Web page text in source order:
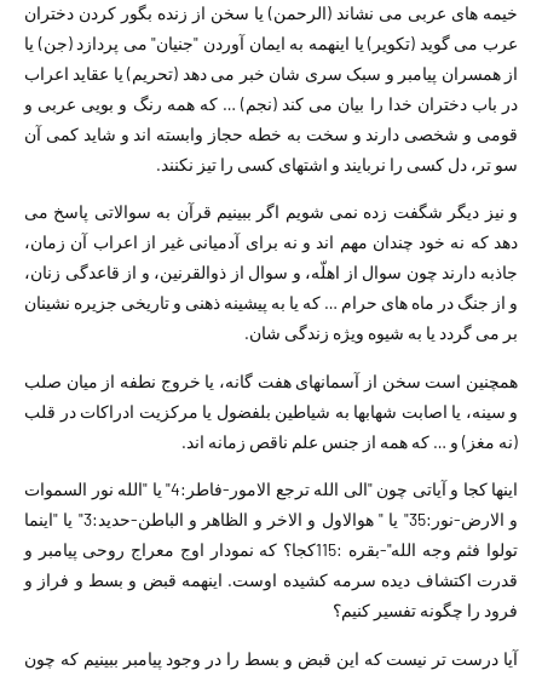
خیمه های عربی می نشاند (الرحمن) یا سخن از زنده بگور کردن دختران
عرب می گوید (تکویر) یا اینهمه به ایمان آوردن "جنیان" می پردازد (جن) یا
از همسران پیامبر و سبک سری شان خبر می دهد (تحریم) یا عقاید اعراب
در باب دختران خدا را بیان می کند (نجم) … که همه رنگ و بویی عربی و
قومی و شخصی دارند و سخت به خطه حجاز وابسته اند و شاید کمی آن
سو تر، دل کسی را نربایند و اشتهای کسی را تیز نکنند.
و نیز دیگر شگفت زده نمی شویم اگر ببینیم قرآن به سوالاتی پاسخ می
دهد که نه خود چندان مهم اند و نه برای آدمیانی غیر از اعراب آن زمان،
جاذبه دارند چون سوال از اهلّه، و سوال از ذوالقرنین، و از قاعدگی زنان،
و از جنگ در ماه های حرام … که یا به پیشینه ذهنی و تاریخی جزیره نشینان
بر می گردد یا به شیوه ویژه زندگی شان.
همچنین است سخن از آسمانهای هفت گانه، یا خروج نطفه از میان صلب
و سینه، یا اصابت شهابها به شیاطین بلفضول یا مرکزیت ادراکات در قلب
(نه مغز) و … که همه از جنس علم ناقص زمانه اند.
اینها کجا و آیاتی چون "الی الله ترجع الامور-فاطر:4" یا "الله نور السموات
و الارض-نور:35" یا " هوالاول و الاخر و الظاهر و الباطن-حدید:3" یا "اینما
تولوا فثم وجه الله"-بقره :115کجا؟ که نمودار اوج معراج روحی پیامبر و
قدرت اکتشاف دیده سرمه کشیده اوست. اینهمه قبض و بسط و فراز و
فرود را چگونه تفسیر کنیم؟
آیا درست تر نیست که این قبض و بسط را در وجود پیامبر ببینیم که چون